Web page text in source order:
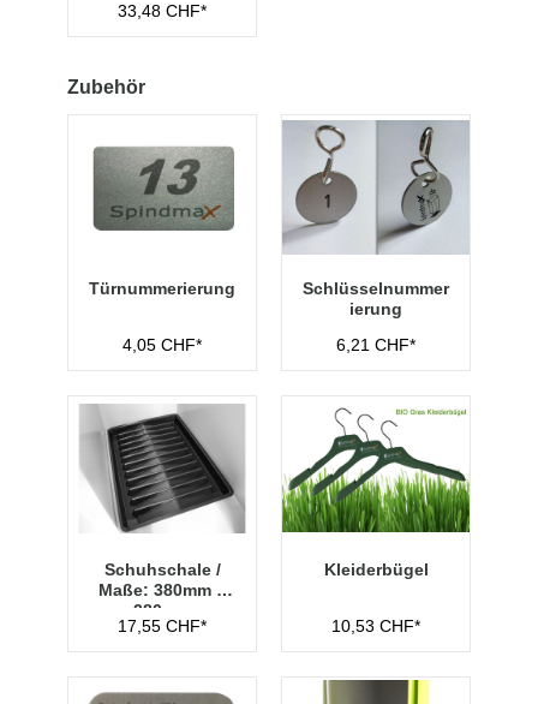
33,48 CHF*
Zubehör
Türnummerierung
4,05 CHF*
Schlüsselnummer
ierung
6,21 CHF*
Schuhschale /
Maße: 380mm x
280mm
17,55 CHF*
Kleiderbügel
10,53 CHF*